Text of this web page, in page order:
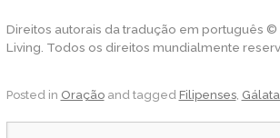
Direitos autorais da tradução em português ©
Living. Todos os direitos mundialmente
Posted in Oraçãoand tagged Filipenses,